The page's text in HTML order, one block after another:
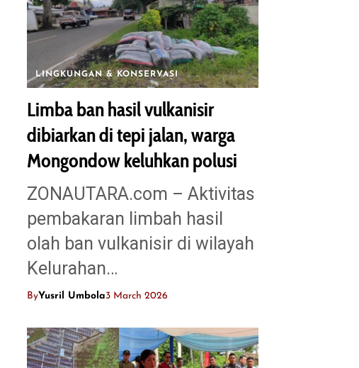
LINGKUNGAN & KONSERVASI
Limba ban hasil vulkanisir
dibiarkan di tepi jalan, warga
Mongondow keluhkan polusi
ZONAUTARA.com – Aktivitas
pembakaran limbah hasil
olah ban vulkanisir di wilayah
Kelurahan…
ByYusril Umbola3 March 2026